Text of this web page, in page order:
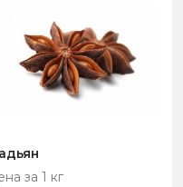
за 1 кг